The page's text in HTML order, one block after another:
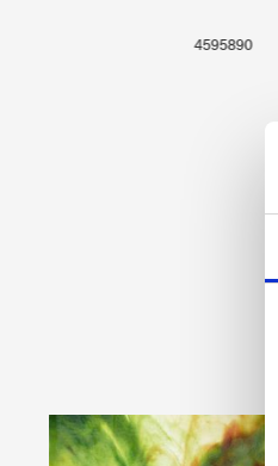
4595890
Produktgalerie überspringen